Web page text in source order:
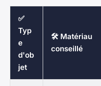
✅
Typ
e
d'ob
jet
🛠️ Matériau
conseillé